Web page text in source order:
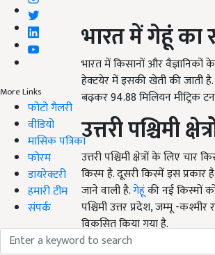
More Links
फोटो गैलरी
वीडियो
मासिक पत्रिका
फोरम
डायरेक्टरी
हमारी टीम
संपर्क
भारतमेंगेहूंका
भारत में किसानों और वैज्ञानिकों
हेक्टयेर में इसकी खेती की जाती
बढ़कर 94.88 मिलियन मीट्रिक
उत्तरीपश्चिमी
उत्तरी पश्चिमी क्षेत्रों के लिए
किस्म है. दूसरी किस्में इस प्रकार
जाने वाली है.गेहूंकी नई किस्मों को
पश्चिमी उत्तर प्रदेश, जम्मू -
विकसित किया गया है.